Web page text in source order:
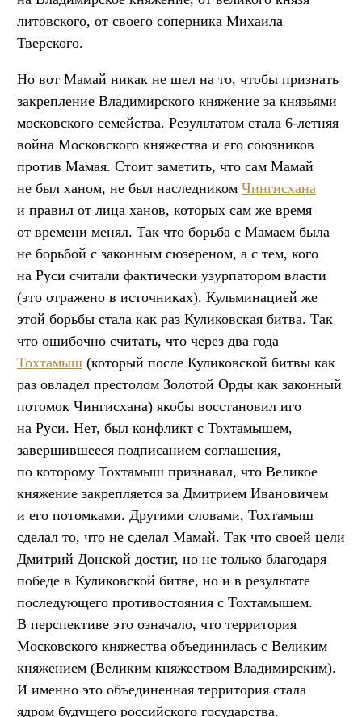
литовского, от своего соперника Михаила
Тверского.
Но вот Мамай никак не шел на то, чтобы признать
закрепление Владимирского княжение за князьями
московского семейства. Результатом стала 6-летняя
война Московского княжества и его союзников
против Мамая. Стоит заметить, что сам Мамай
не был ханом, не был наследником Чингисхана
и правил от лица ханов, которых сам же время
от времени менял. Так что борьба с Мамаем была
не борьбой с законным сюзереном, а с тем, кого
на Руси считали фактически узурпатором власти
(это отражено в источниках). Кульминацией же
этой борьбы стала как раз Куликовская битва. Так
что ошибочно считать, что через два года
Тохтамыш (который после Куликовской битвы как
раз овладел престолом Золотой Орды как законный
потомок Чингисхана) якобы восстановил иго
на Руси. Нет, был конфликт с Тохтамышем,
завершившееся подписанием соглашения,
по которому Тохтамыш признавал, что Великое
княжение закрепляется за Дмитрием Ивановичем
и его потомками. Другими словами, Тохтамыш
сделал то, что не сделал Мамай. Так что своей цели
Дмитрий Донской достиг, но не только благодаря
победе в Куликовской битве, но и в результате
последующего противостояния с Тохтамышем.
В перспективе это означало, что территория
Московского княжества объединилась с Великим
княжением (Великим княжеством Владимирским).
И именно это объединенная территория стала
ядром будущего российского государства.